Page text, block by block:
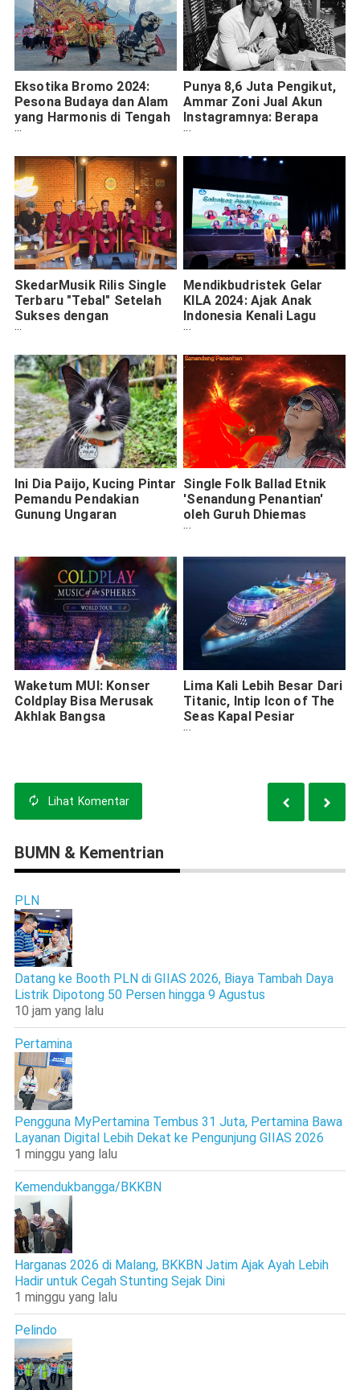
Eksotika Bromo 2024:
Pesona Budaya dan Alam
yang Harmonis di Tengah
Lautan Pasir
Punya 8,6 Juta Pengikut,
Ammar Zoni Jual Akun
Instagramnya: Berapa
Harganya
SkedarMusik Rilis Single
Terbaru "Tebal" Setelah
Sukses dengan
"Jayandaru"
Mendikbudristek Gelar
KILA 2024: Ajak Anak
Indonesia Kenali Lagu
Sesuai Usia
Ini Dia Paijo, Kucing Pintar
Pemandu Pendakian
Gunung Ungaran
Single Folk Ballad Etnik
'Senandung Penantian'
oleh Guruh Dhiemas
Merambah Jiwa
Waketum MUI: Konser
Coldplay Bisa Merusak
Akhlak Bangsa
Lima Kali Lebih Besar Dari
Titanic, Intip Icon of The
Seas Kapal Pesiar
Terbesar dan Termahal di
Lihat Komentar
BUMN & Kementrian
PLN
Datang ke Booth PLN di GIIAS 2026, Biaya Tambah Daya
Listrik Dipotong 50 Persen hingga 9 Agustus
10 jam yang lalu
Pertamina
Pengguna MyPertamina Tembus 31 Juta, Pertamina Bawa
Layanan Digital Lebih Dekat ke Pengunjung GIIAS 2026
1 minggu yang lalu
Kemendukbangga/BKKBN
Harganas 2026 di Malang, BKKBN Jatim Ajak Ayah Lebih
Hadir untuk Cegah Stunting Sejak Dini
1 minggu yang lalu
Pelindo